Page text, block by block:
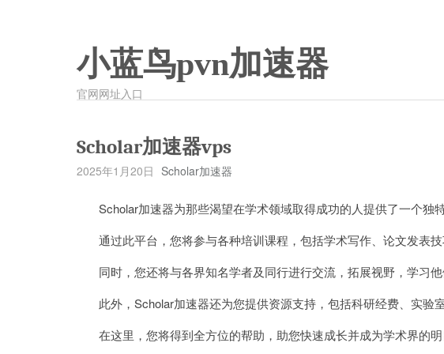
小蓝鸟pvn加速器
官网网址入口
Scholar加速器vps
2025年1月20日 Scholar加速器
Scholar加速器为那些渴望在学术领域取得成功的人提供了一个独特
通过此平台，您将参与各种培训课程，包括学术写作、论文发表技
同时，您还将与各界知名学者及同行进行交流，拓展视野，学习他
此外，Scholar加速器还为您提供资源支持，包括科研经费、实验室
在这里，您将得到全方位的帮助，助您快速成长并成为学术界的明